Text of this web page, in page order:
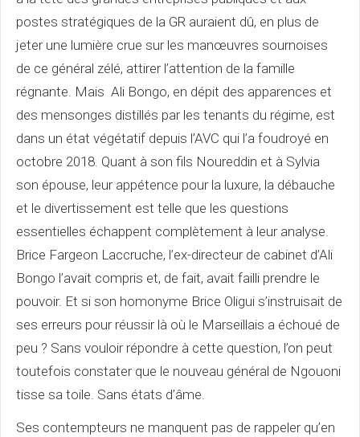
postes stratégiques de la GR auraient dû, en plus de
jeter une lumière crue sur les manœuvres sournoises
de ce général zélé, attirer l’attention de la famille
régnante. Mais Ali Bongo, en dépit des apparences et
des mensonges distillés par les tenants du régime, est
dans un état végétatif depuis l’AVC qui l’a foudroyé en
octobre 2018. Quant à son fils Noureddin et à Sylvia
son épouse, leur appétence pour la luxure, la débauche
et le divertissement est telle que les questions
essentielles échappent complètement à leur analyse.
Brice Fargeon Laccruche, l’ex-directeur de cabinet d’Ali
Bongo l’avait compris et, de fait, avait failli prendre le
pouvoir. Et si son homonyme Brice Oligui s’instruisait de
ses erreurs pour réussir là où le Marseillais a échoué de
peu ? Sans vouloir répondre à cette question, l’on peut
toutefois constater que le nouveau général de Ngouoni
tisse sa toile. Sans états d’âme.
Ses contempteurs ne manquent pas de rappeler qu’en